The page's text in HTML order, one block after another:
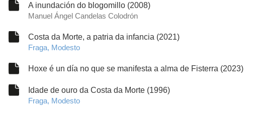
A inundación do blogomillo (2008)
Manuel Ángel Candelas Colodrón
Costa da Morte, a patria da infancia (2021)
Fraga, Modesto
Hoxe é un día no que se manifesta a alma de Fisterra (2023)
Idade de ouro da Costa da Morte (1996)
Fraga, Modesto